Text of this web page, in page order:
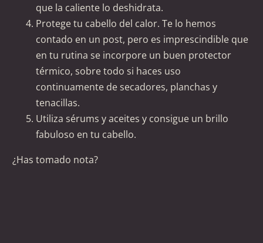
que la caliente lo deshidrata.
Protege tu cabello del calor. Te lo hemos
contado en un post, pero es imprescindible que
en tu rutina se incorpore un buen protector
térmico, sobre todo si haces uso
continuamente de secadores, planchas y
tenacillas.
Utiliza sérums y aceites y consigue un brillo
fabuloso en tu cabello.
¿Has tomado nota?